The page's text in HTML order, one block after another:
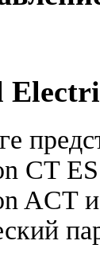
CT
ACT